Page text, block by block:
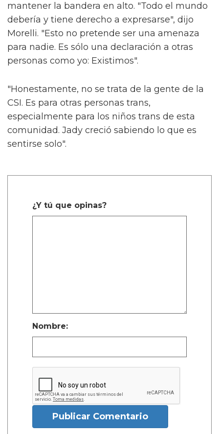
mantener la bandera en alto. "Todo el mundo
debería y tiene derecho a expresarse", dijo
Morelli. "Esto no pretende ser una amenaza
para nadie. Es sólo una declaración a otras
personas como yo: Existimos".
"Honestamente, no se trata de la gente de la
CSI. Es para otras personas trans,
especialmente para los niños trans de esta
comunidad. Jady creció sabiendo lo que es
sentirse solo".
¿Y tú que opinas?
Nombre:
Publicar Comentario